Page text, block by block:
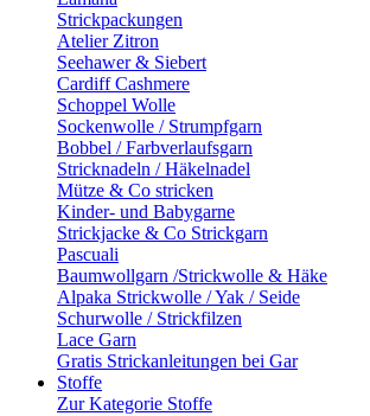
Strickpackungen
Atelier Zitron
Seehawer & Siebert
Cardiff Cashmere
Schoppel Wolle
Sockenwolle / Strumpfgarn
Bobbel / Farbverlaufsgarn
Stricknadeln / Häkelnadel
Mütze & Co stricken
Kinder- und Babygarne
Strickjacke & Co Strickgarn
Pascuali
Baumwollgarn /Strickwolle & Häke
Alpaka Strickwolle / Yak / Seide
Schurwolle / Strickfilzen
Lace Garn
Gratis Strickanleitungen bei Gar
Stoffe
Zur Kategorie Stoffe